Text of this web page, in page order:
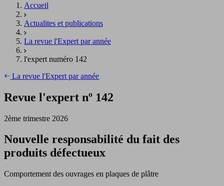
Accueil
Actualites et publications
La revue l'Expert par année
l'expert numéro 142
La revue l'Expert par année
Revue l'expert nº 142
2ème trimestre 2026
Nouvelle responsabilité du fait des
produits défectueux
Comportement des ouvrages en plaques de plâtre